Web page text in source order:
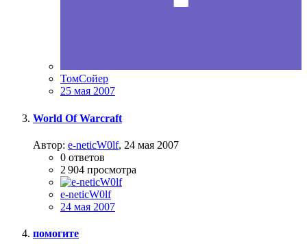
ТомСойер
25 мая 2007
World Of Warcraft
Автор: e-neticW0lf, 24 мая 2007
0 ответов
2 904 просмотра
e-neticW0lf
24 мая 2007
помогите